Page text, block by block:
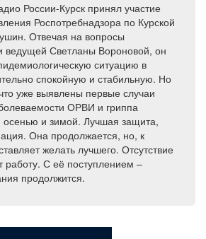
России-Курск принял участие
Роспотребнадзора по Курской
Отвечая на вопросы
ведущей Светланы Вороновой, он
ситуацию в
спокойную и стабильную. Но
уже выявлены первые случаи
ОРВИ и гриппа
осенью и зимой. Лучшая защита,
Она продолжается, но, к
желать лучшего. Отсутствие
работу. С её поступлением –
продолжится.